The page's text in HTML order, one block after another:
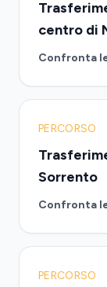
centro di
Confronta
PERCORSO
Sorrento
Confronta
PERCORSO